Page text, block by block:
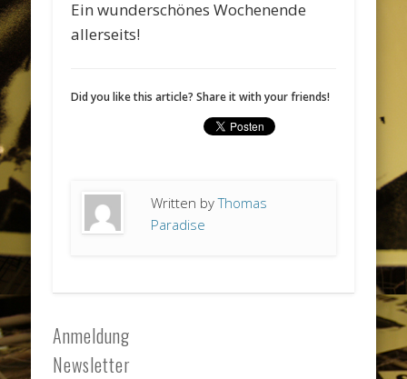
Ein wunderschönes Wochenende
allerseits!
Did you like this article? Share it with your friends!
Written byThomas
Paradise
Anmeldung
Newsletter